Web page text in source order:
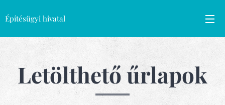
Építésügyi hivatal
Letölthető űrlapok